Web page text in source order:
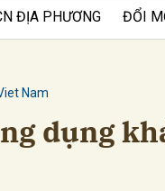
ĐỊA PHƯƠNG ĐỔI
Nam
dụng